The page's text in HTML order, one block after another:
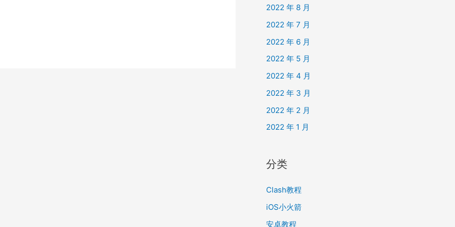
2022 年 8 月
2022 年 7 月
2022 年 6 月
2022 年 5 月
2022 年 4 月
2022 年 3 月
2022 年 2 月
2022 年 1 月
分类
Clash教程
iOS小火箭
安卓教程